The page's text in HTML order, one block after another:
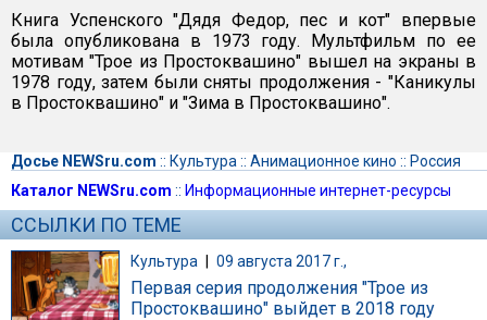
Книга Успенского "Дядя Федор, пес и кот" впервые
была опубликована в 1973 году. Мультфильм по ее
мотивам "Трое из Простоквашино" вышел на экраны в
1978 году, затем были сняты продолжения - "Каникулы
в Простоквашино" и "Зима в Простоквашино".
Досье NEWSru.com :: Культура :: Анимационное кино :: Россия
Каталог NEWSru.com :: Информационные интернет-ресурсы
ССЫЛКИ ПО ТЕМЕ
Культура | 09 августа 2017 г.,
Первая серия продолжения "Трое из
Простоквашино" выйдет в 2018 году